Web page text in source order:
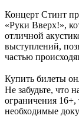
Концерт Стинт
«Руки Вверх!»,
отличной
выступлений,
частью
Купить билеты
Не забудьте, что
ограничения 16+,
необходимые